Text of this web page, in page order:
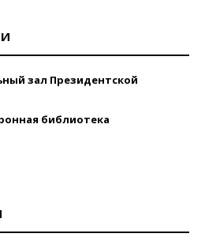
зал Президентской
библиотека